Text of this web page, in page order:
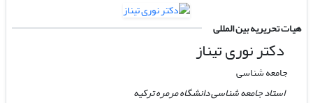
هیات تحریریه بین المللی
دکتر نوری تیناز
جامعه شناسی
استاد جامعه شناسی دانشگاه مرمره ترکیه